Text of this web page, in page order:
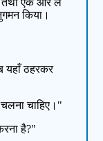
तथा एक ओर ले
किया।
यहाँ ठहरकर
चाहिए।"
है?"